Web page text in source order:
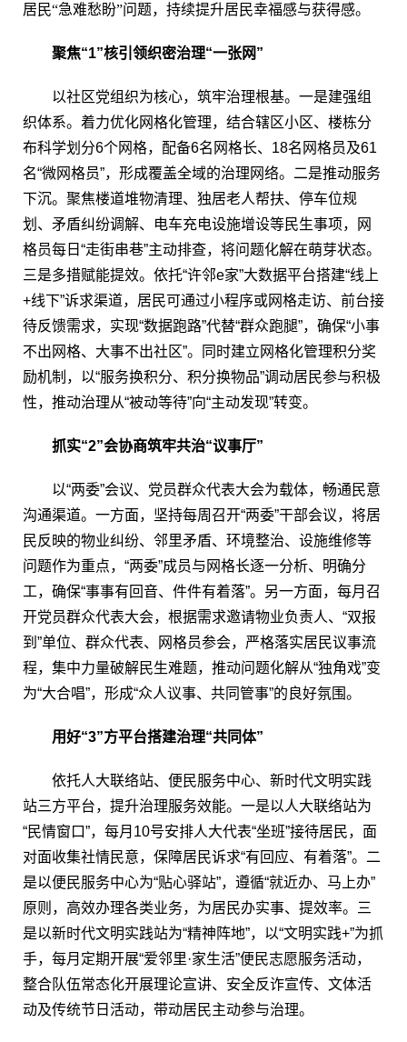
居民“急难愁盼”问题，持续提升居民幸福感与获得感。
聚焦“1”核引领织密治理“一张网”
以社区党组织为核心，筑牢治理根基。一是建强组
织体系。着力优化网格化管理，结合辖区小区、楼栋分
布科学划分6个网格，配备6名网格长、18名网格员及61
名“微网格员”，形成覆盖全域的治理网络。二是推动服务
下沉。聚焦楼道堆物清理、独居老人帮扶、停车位规
划、矛盾纠纷调解、电车充电设施增设等民生事项，网
格员每日“走街串巷”主动排查，将问题化解在萌芽状态。
三是多措赋能提效。依托“许邻e家”大数据平台搭建“线上
+线下”诉求渠道，居民可通过小程序或网格走访、前台接
待反馈需求，实现“数据跑路”代替“群众跑腿”，确保“小事
不出网格、大事不出社区”。同时建立网格化管理积分奖
励机制，以“服务换积分、积分换物品”调动居民参与积极
性，推动治理从“被动等待”向“主动发现”转变。
抓实“2”会协商筑牢共治“议事厅”
以“两委”会议、党员群众代表大会为载体，畅通民意
沟通渠道。一方面，坚持每周召开“两委”干部会议，将居
民反映的物业纠纷、邻里矛盾、环境整治、设施维修等
问题作为重点，“两委”成员与网格长逐一分析、明确分
工，确保“事事有回音、件件有着落”。另一方面，每月召
开党员群众代表大会，根据需求邀请物业负责人、“双报
到”单位、群众代表、网格员参会，严格落实居民议事流
程，集中力量破解民生难题，推动问题化解从“独角戏”变
为“大合唱”，形成“众人议事、共同管事”的良好氛围。
用好“3”方平台搭建治理“共同体”
依托人大联络站、便民服务中心、新时代文明实践
站三方平台，提升治理服务效能。一是以人大联络站为
“民情窗口”，每月10号安排人大代表“坐班”接待居民，面
对面收集社情民意，保障居民诉求“有回应、有着落”。二
是以便民服务中心为“贴心驿站”，遵循“就近办、马上办”
原则，高效办理各类业务，为居民办实事、提效率。三
是以新时代文明实践站为“精神阵地”，以“文明实践+”为抓
手，每月定期开展“爱邻里·家生活”便民志愿服务活动，
整合队伍常态化开展理论宣讲、安全反诈宣传、文体活
动及传统节日活动，带动居民主动参与治理。